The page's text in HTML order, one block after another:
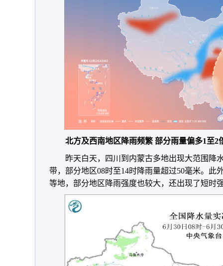
北方及西南地区降雨频繁 部分雨量偏多1至2
昨天白天，四川到内蒙古多地出现大范围降
带，部分地区08时至14时降雨量超过50毫米。此
等地，部分地区降雨强度也较大，还出现了短时